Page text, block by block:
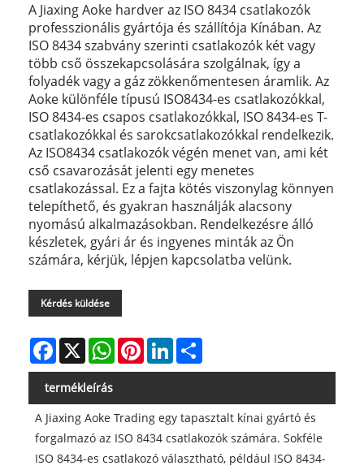
A Jiaxing Aoke hardver az ISO 8434 csatlakozók
professzionális gyártója és szállítója Kínában. Az
ISO 8434 szabvány szerinti csatlakozók két vagy
több cső összekapcsolására szolgálnak, így a
folyadék vagy a gáz zökkenőmentesen áramlik. Az
Aoke különféle típusú ISO8434-es csatlakozókkal,
ISO 8434-es csapos csatlakozókkal, ISO 8434-es T-
csatlakozókkal és sarokcsatlakozókkal rendelkezik.
Az ISO8434 csatlakozók végén menet van, ami két
cső csavarozását jelenti egy menetes
csatlakozással. Ez a fajta kötés viszonylag könnyen
telepíthető, és gyakran használják alacsony
nyomású alkalmazásokban. Rendelkezésre álló
készletek, gyári ár és ingyenes minták az Ön
számára, kérjük, lépjen kapcsolatba velünk.
Kérdés küldése
Facebook
X WhatsAppPinterestLinkedIn
termékleírás
A Jiaxing Aoke Trading egy tapasztalt kínai gyártó és
forgalmazó az ISO 8434 csatlakozók számára. Sokféle
ISO 8434-es csatlakozó választható, például ISO 8434-